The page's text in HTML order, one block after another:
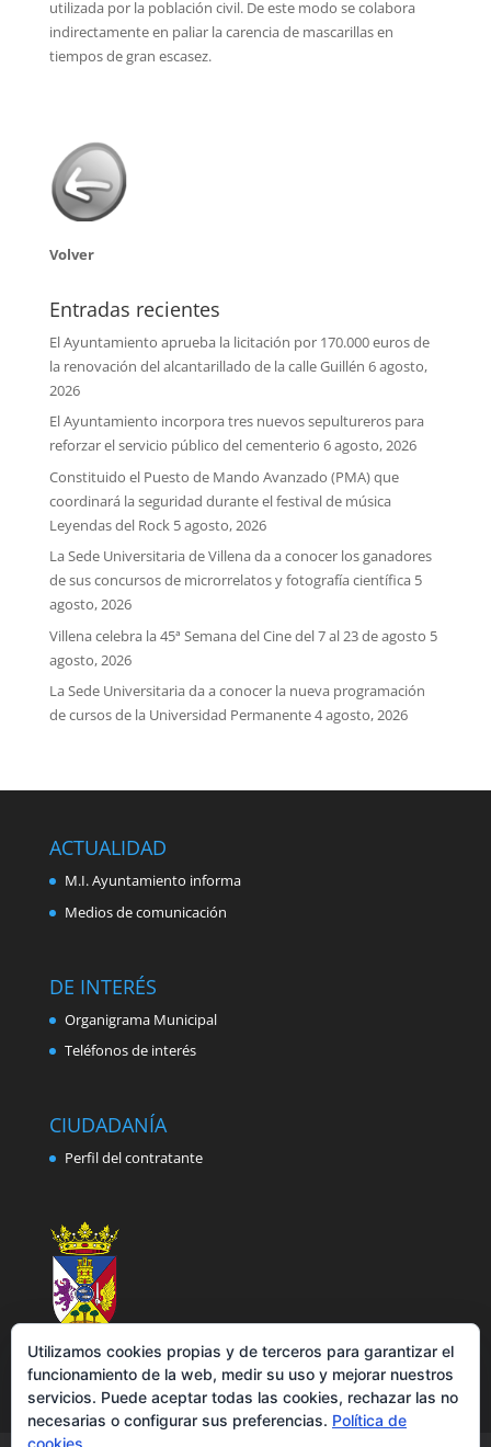
utilizada por la población civil. De este modo se colabora
indirectamente en paliar la carencia de mascarillas en
tiempos de gran escasez.
Volver
Entradas recientes
El Ayuntamiento aprueba la licitación por 170.000 euros de
la renovación del alcantarillado de la calle Guillén 6 agosto,
2026
El Ayuntamiento incorpora tres nuevos sepultureros para
reforzar el servicio público del cementerio 6 agosto, 2026
Constituido el Puesto de Mando Avanzado (PMA) que
coordinará la seguridad durante el festival de música
Leyendas del Rock 5 agosto, 2026
La Sede Universitaria de Villena da a conocer los ganadores
de sus concursos de microrrelatos y fotografía científica 5
agosto, 2026
Villena celebra la 45ª Semana del Cine del 7 al 23 de agosto 5
agosto, 2026
La Sede Universitaria da a conocer la nueva programación
de cursos de la Universidad Permanente4 agosto, 2026
ACTUALIDAD
M.I. Ayuntamiento informa
Medios de comunicación
DE INTERÉS
Organigrama Municipal
Teléfonos de interés
CIUDADANÍA
Perfil del contratante
Utilizamos cookies propias y de terceros para garantizar el
funcionamiento de la web, medir su uso y mejorar nuestros
servicios. Puede aceptar todas las cookies, rechazar las no
necesarias o configurar sus preferencias. Política de
cookies